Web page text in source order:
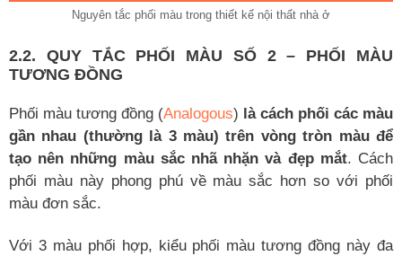
Nguyên tắc phối màu trong thiết kế nội thất nhà ở
2.2. QUY TẮC PHỐI MÀU SỐ 2 – PHỐI MÀU
TƯƠNG ĐỒNG
Phối màu tương đồng (Analogous) là cách phối các màu
gần nhau (thường là 3 màu) trên vòng tròn màu để
tạo nên những màu sắc nhã nhặn và đẹp mắt. Cách
phối màu này phong phú về màu sắc hơn so với phối
màu đơn sắc.
Với 3 màu phối hợp, kiểu phối màu tương đồng này đa